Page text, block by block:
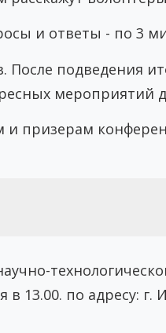
и ответы - по 3
После подведения
мероприятий
призерам
13.00. по адресу: г.